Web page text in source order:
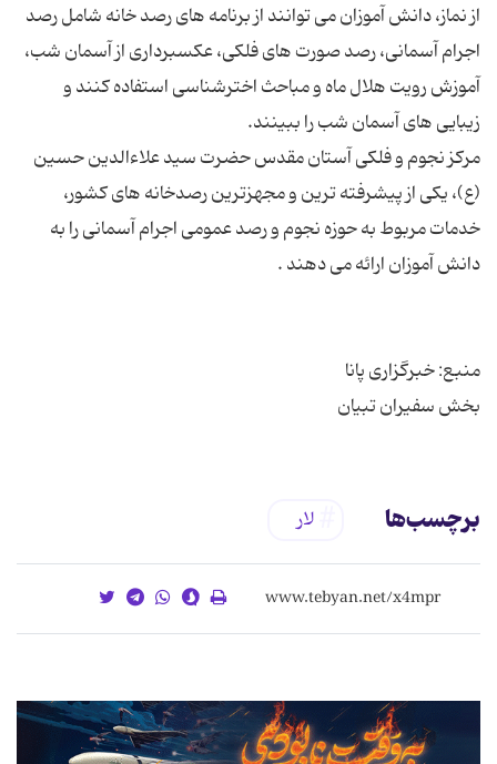
از نماز، دانش آموزان می توانند از برنامه های رصد خانه شامل رصد
اجرام آسمانی، رصد صورت های فلكی، عكسبرداری از آسمان شب،
آموزش رویت هلال ماه و مباحث اخترشناسی استفاده كنند و
مركز نجوم و فلكی آستان مقدس حضرت سید علاءالدین حسین
(ع)، یكی از پیشرفته ترین و مجهزترین رصدخانه های كشور،
خدمات مربوط به حوزه نجوم و رصد عمومی اجرام آسمانی را به
بخش سفیران تبیان
برچسب‌ها لار